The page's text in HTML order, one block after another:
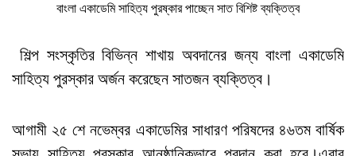
বাংলা একাডেমি সাহিত্য পুরষ্কার পাচ্ছেন সাত বিশিষ্ট ব্যক্তিত্ব
শিল্প সংস্কৃতির বিভিন্ন শাখায় অবদানের জন্য বাংলা একাডেমি
সাহিত্য পুরস্কার অর্জন করেছেন সাতজন ব্যক্তিত্ব।
আগামী ২৫ শে নভেম্বর একাডেমির সাধারণ পরিষদের ৪৬তম বার্ষিক